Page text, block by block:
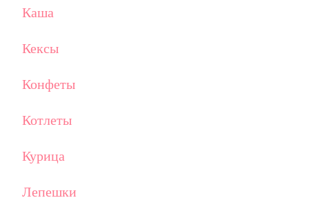
Каша
Кексы
Конфеты
Котлеты
Курица
Лепешки